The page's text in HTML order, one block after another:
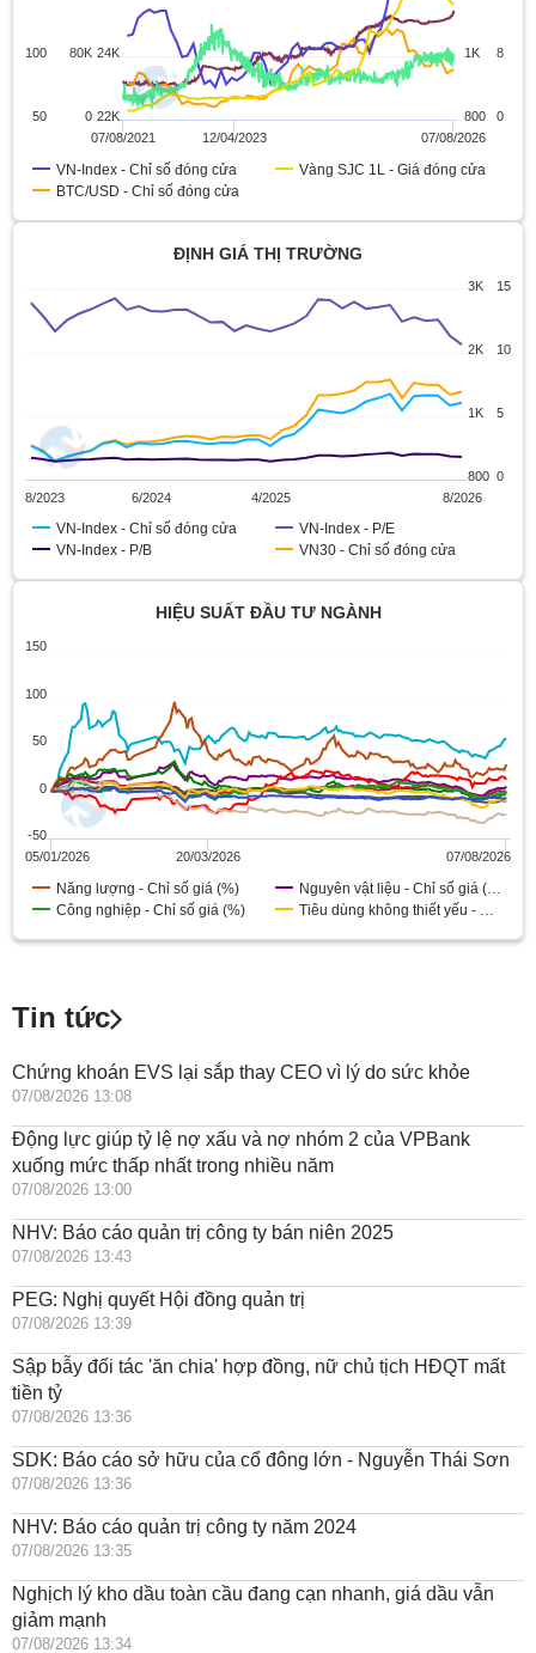
07/08/2021 12/04/2023 07/08/2026
22K
24K
0
80K
800
1K
0
8
50
100
VN-Index - Chỉ số đóng cửa
Vàng SJC 1L - Giá đóng cửa
BTC/USD - Chỉ số đóng cửa
ĐỊNH GIÁ THỊ TRƯỜNG
8/2023 6/2024 4/2025 8/2026
800
1K
2K
3K
0
5
10
15
VN-Index - Chỉ số đóng cửa
VN-Index - P/E
VN-Index - P/B
VN30 - Chỉ số đóng cửa
HIỆU SUẤT ĐẦU TƯ NGÀNH
05/01/2026 20/03/2026 07/08/2026
-50
0
50
100
150
Năng lượng - Chỉ số giá (%)
Công nghiệp - Chỉ số giá (%)
Tin tức
Chứng khoán EVS lại sắp thay CEO vì lý do sức khỏe
07/08/2026 13:08
Động lực giúp tỷ lệ nợ xấu và nợ nhóm 2 của VPBank
xuống mức thấp nhất trong nhiều năm
07/08/2026 13:00
NHV: Báo cáo quản trị công ty bán niên 2025
07/08/2026 13:43
PEG: Nghị quyết Hội đồng quản trị
07/08/2026 13:39
Sập bẫy đối tác 'ăn chia' hợp đồng, nữ chủ tịch HĐQT mất
tiền tỷ
07/08/2026 13:36
SDK: Báo cáo sở hữu của cổ đông lớn - Nguyễn Thái Sơn
07/08/2026 13:36
NHV: Báo cáo quản trị công ty năm 2024
07/08/2026 13:35
Nghịch lý kho dầu toàn cầu đang cạn nhanh, giá dầu vẫn
giảm mạnh
07/08/2026 13:34